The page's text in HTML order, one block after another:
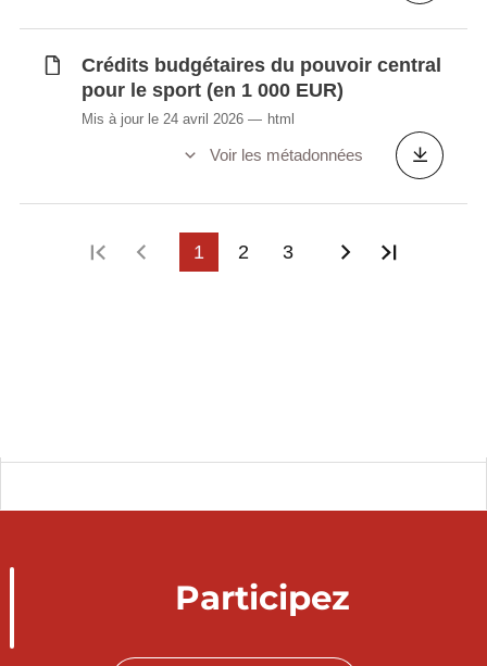
Crédits budgétaires du pouvoir central
pour le sport (en 1 000 EUR)
Mis à jour le 24 avril 2026 html
Voir les métadonnées
Première page
Page précédente
1 2 3 Page
Participez